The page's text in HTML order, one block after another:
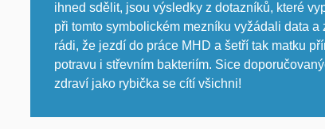
ihned sdělit, jsou výsledky z dotazníků, které
při tomto symbolickém mezníku vyžádali data
rádi, že jezdí do práce MHD a šetří tak matku
potravu i střevním bakteriím. Sice
zdraví jako rybička se cítí všichni!